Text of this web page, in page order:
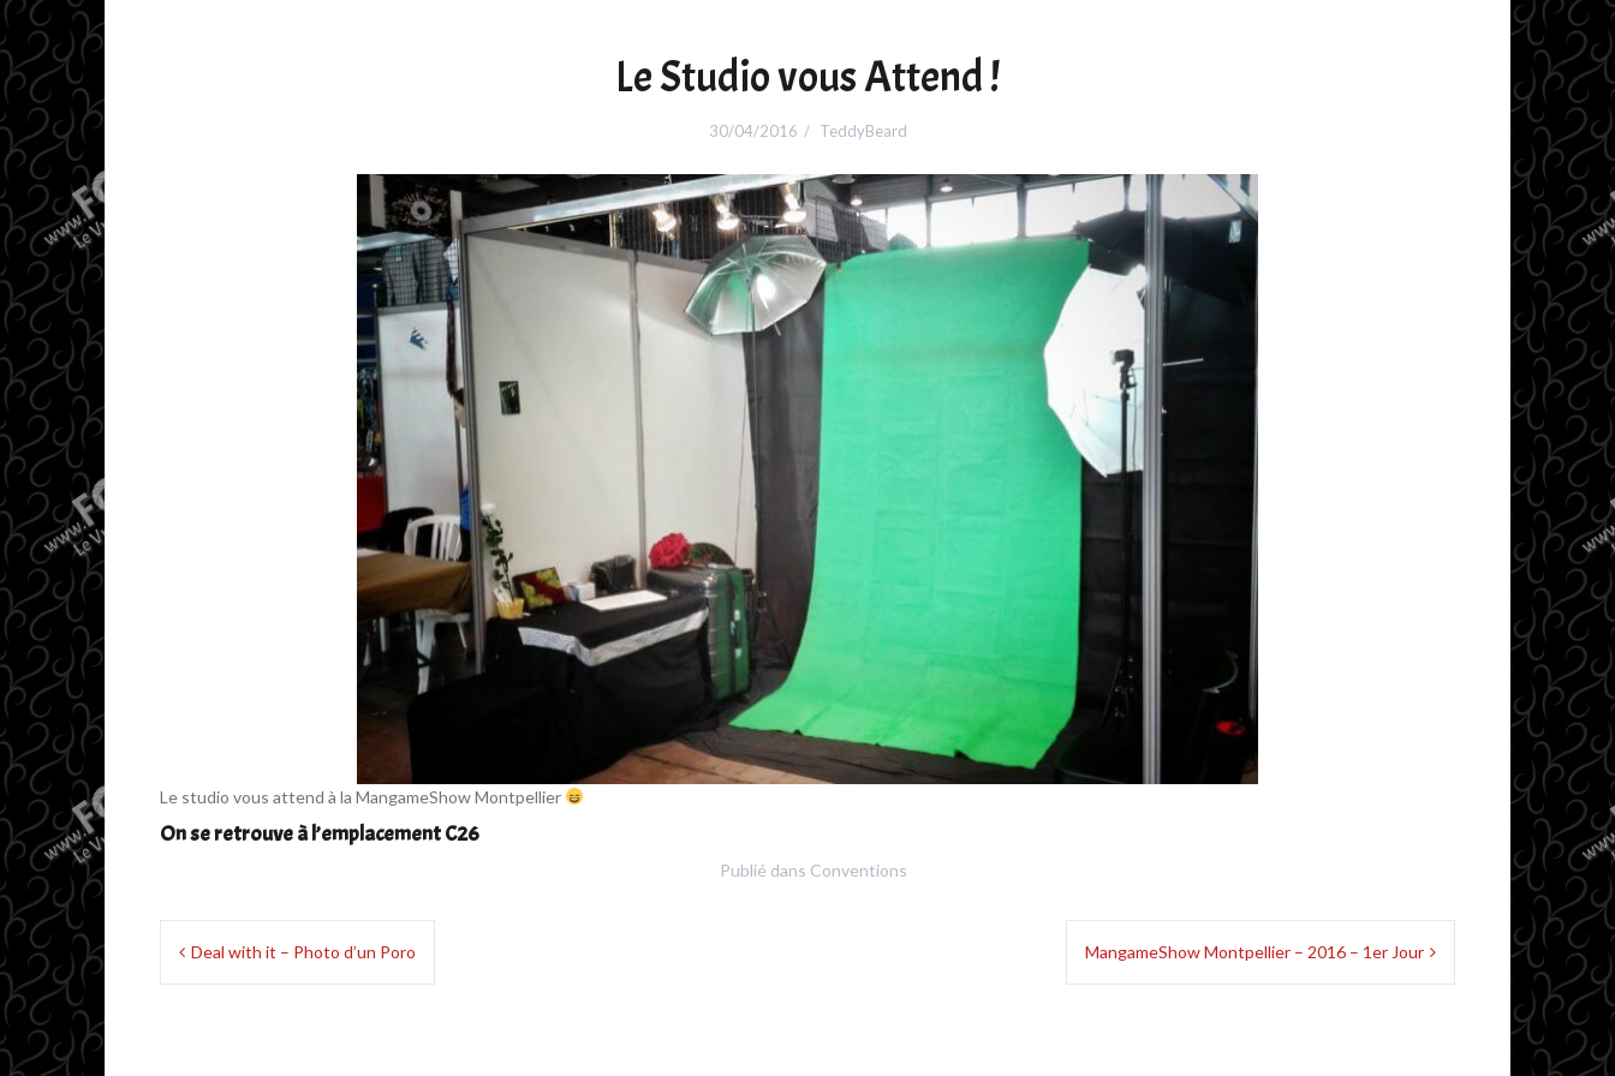
Le Studio vous Attend !
30/04/2016 TeddyBeard
Le studio vous attend à la MangameShow Montpellier
On se retrouve à l’emplacement C26
Publié dans Conventions
Navigation
Deal with it – Photo d’un Poro MangameShow Montpellier – 2016 – 1er Jour